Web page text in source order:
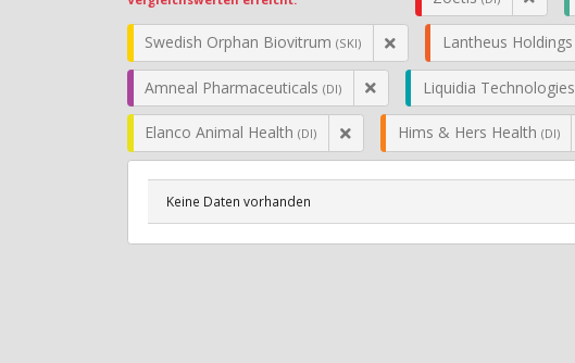
Swedish Orphan Biovitrum (SKI) Lantheus Holdings
Amneal Pharmaceuticals (DI) Liquidia Technologies
Elanco Animal Health (DI) Hims & Hers Health (DI)
Keine Daten vorhanden